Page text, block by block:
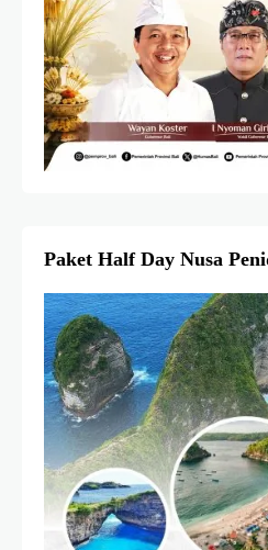
Paket Half Day Nusa